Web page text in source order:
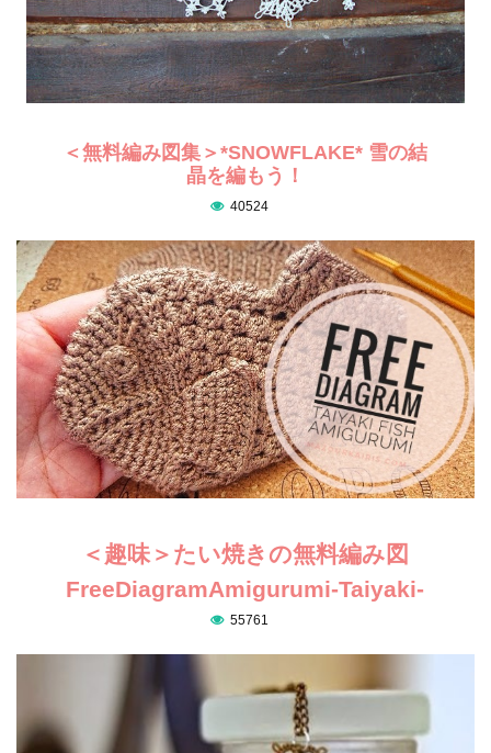
＜無料編み図集＞*SNOWFLAKE* 雪の結
晶を編もう！
40524
＜趣味＞たい焼きの無料編み図
FreeDiagramAmigurumi-Taiyaki-
55761